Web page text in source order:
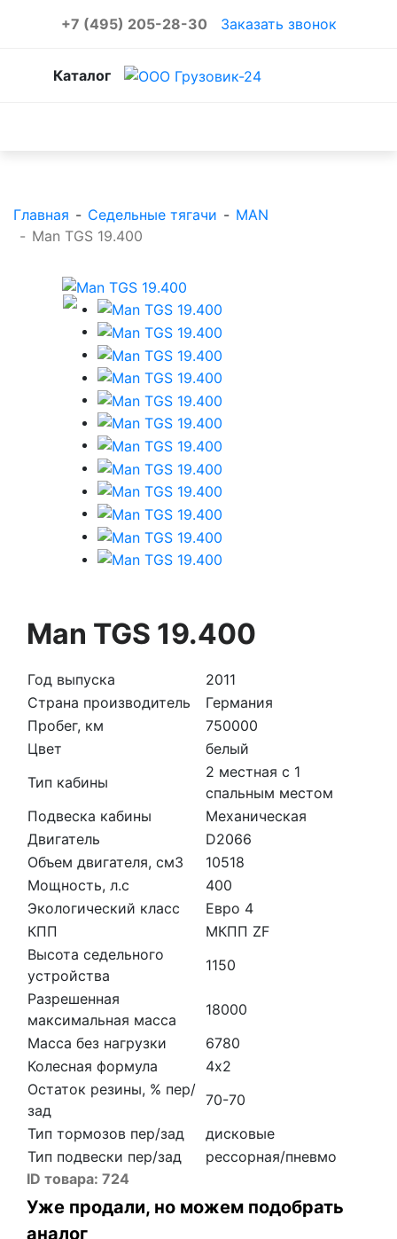
+7 (495) 205-28-30 Заказать звонок
Каталог
Главная - Седельные тягачи - MAN
- Man TGS 19.400
Man TGS 19.400
Год выпуска
2011
Страна производитель
Германия
Пробег, км
750000
Цвет
белый
Тип кабины
2 местная с 1
спальным местом
Подвеска кабины
Механическая
Двигатель
D2066
Объем двигателя, см3
10518
Мощность, л.с
400
Экологический класс
Евро 4
КПП
МКПП ZF
Высота седельного
устройства
1150
Разрешенная
максимальная масса
18000
Масса без нагрузки
6780
Колесная формула
4х2
Остаток резины, % пер/
зад
70-70
Тип тормозов пер/зад
дисковые
Тип подвески пер/зад
рессорная/пневмо
ID товара: 724
Уже продали, но можем подобрать
аналог